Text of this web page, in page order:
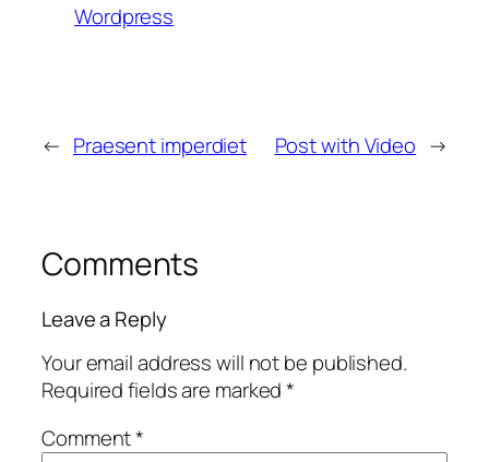
Wordpress
← Praesent imperdiet Post with Video →
Comments
Leave a Reply
Your email address will not be published.
Required fields are marked*
Comment*